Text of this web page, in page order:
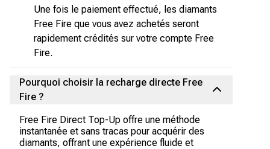
Une fois le paiement effectué, les diamants
Free Fire que vous avez achetés seront
rapidement crédités sur votre compte Free
Fire.
Pourquoi choisir la recharge directe Free
Fire ?
Free Fire Direct Top-Up offre une méthode
instantanée et sans tracas pour acquérir des
diamants, offrant une expérience fluide et